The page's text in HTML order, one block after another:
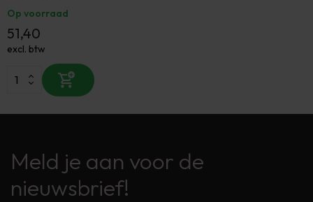
Op voorraad
51,40
excl. btw
Meld je aan voor de
nieuwsbrief!